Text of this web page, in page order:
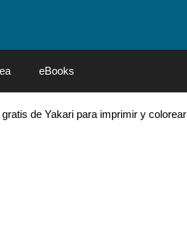
eBooks
gratis de Yakari para imprimir y colorear